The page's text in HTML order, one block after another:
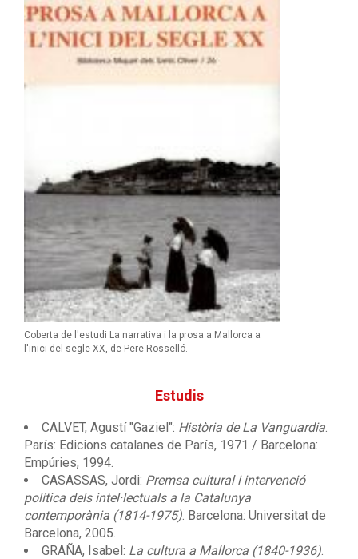
Coberta de l'estudi La narrativa i la prosa a Mallorca a
l'inici del segle XX, de Pere Rosselló.
Estudis
CALVET, Agustí "Gaziel": Història de La Vanguardia
París: Edicions catalanes de París, 1971 / Barcelona:
Empúries, 1994.
CASASSAS, Jordi: Premsa cultural i intervenció
política dels intel·lectuals a la Catalunya
contemporània (1814-1975) . Barcelona: Universitat de
Barcelona, 2005.
GRAÑA, Isabel: La cultura a Mallorca (1840-1936)